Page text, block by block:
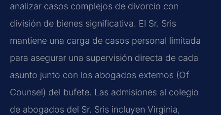
analizar casos complejos de divorcio con
división de bienes significativa. El Sr. Sris
mantiene una carga de casos personal limitada
para asegurar una supervisión directa de cada
asunto junto con los abogados externos (Of
Counsel) del bufete. Las admisiones al colegio
de abogados del Sr. Sris incluyen Virginia,